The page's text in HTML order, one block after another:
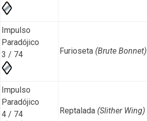
Impulso
Paradójico
3 / 74
Furioseta (Brute Bonnet)
Impulso
Paradójico
4 / 74
Reptalada (Slither Wing)